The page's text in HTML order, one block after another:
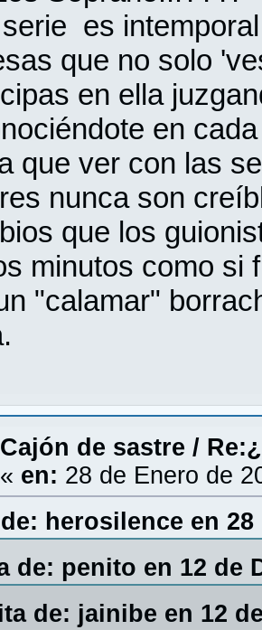
es
que no solo
en ella
en
que ver con las
nunca son
que los
minutos como si
"calamar"
Cajón de sastre /
« en: 28 de Enero de
herosilence en 28
de: penito en 12 de
de: jainibe en 12